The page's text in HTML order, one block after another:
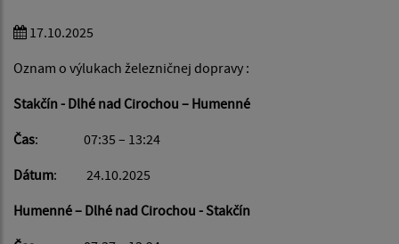
17.10.2025
Oznam o výlukach železničnej dopravy :
Stakčín - Dlhé nad Cirochou – Humenné
Čas: 07:35 – 13:24
Dátum: 24.10.2025
Humenné – Dlhé nad Cirochou - Stakčín